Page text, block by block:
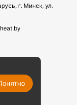
г. Минск, ул.